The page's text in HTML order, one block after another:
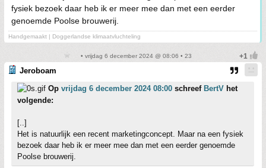
fysiek bezoek daar heb ik er meer mee dan met een eerder
genoemde Poolse brouwerij.
Handgemaakt | Doggerlandse klimaatvluchteling
• vrijdag 6 december 2024 @ 08:06 • 23
Jeroboam
Op vrijdag 6 december 2024 08:00 schreef BertV het
volgende:
[..]
Het is natuurlijk een recent marketingconcept. Maar na een fysiek
bezoek daar heb ik er meer mee dan met een eerder genoemde
Poolse brouwerij.